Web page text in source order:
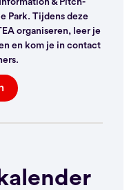
& Pitch-
Park. Tijdens deze
organiseren, leer je
en kom je in contact